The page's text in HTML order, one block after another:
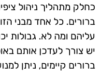
כחלק מתהליך ניהול
ברורים. כל אחד מבני
עליהם ומה לא. גבולות
יש צורך לעדכן אותם
ברורים קיימים, ניתן